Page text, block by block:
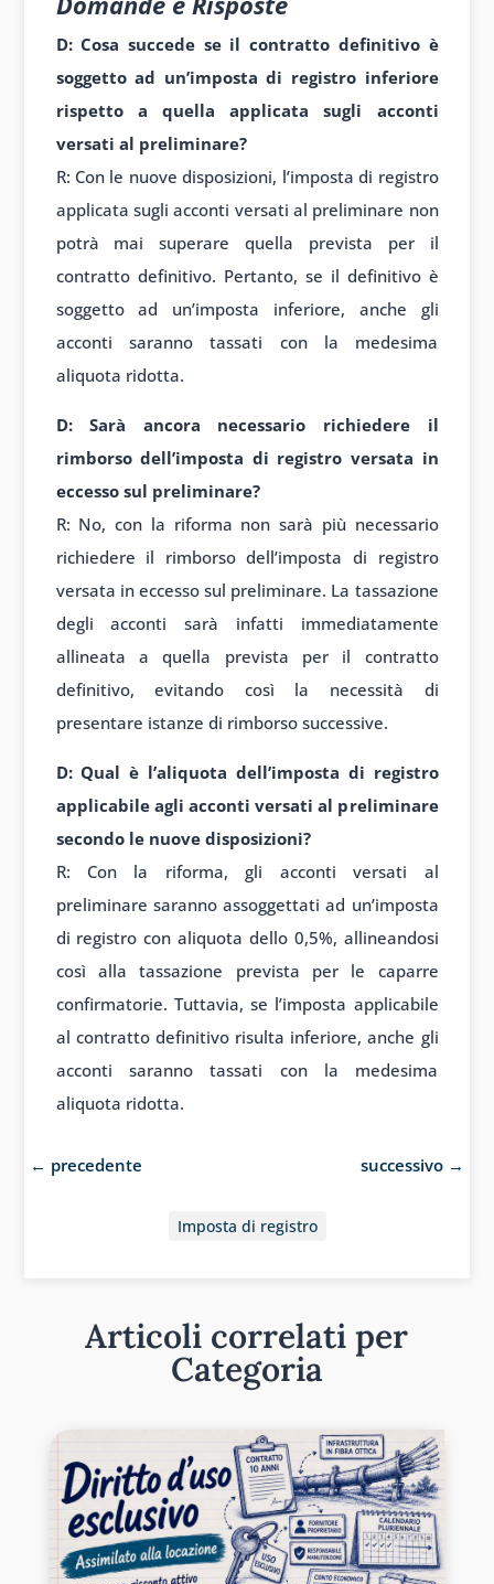
D: Cosa succede se il contratto definitivo è
soggetto ad un’imposta di registro inferiore
rispetto a quella applicata sugli acconti
versati al preliminare?
R: Con le nuove disposizioni, l’imposta di registro
applicata sugli acconti versati al preliminare non
potrà mai superare quella prevista per il
contratto definitivo. Pertanto, se il definitivo è
soggetto ad un’imposta inferiore, anche gli
acconti saranno tassati con la medesima
aliquota ridotta.
D: Sarà ancora necessario richiedere il
rimborso dell’imposta di registro versata in
eccesso sul preliminare?
R: No, con la riforma non sarà più necessario
richiedere il rimborso dell’imposta di registro
versata in eccesso sul preliminare. La tassazione
degli acconti sarà infatti immediatamente
allineata a quella prevista per il contratto
definitivo, evitando così la necessità di
presentare istanze di rimborso successive.
D: Qual è l’aliquota dell’imposta di registro
applicabile agli acconti versati al preliminare
secondo le nuove disposizioni?
R: Con la riforma, gli acconti versati al
preliminare saranno assoggettati ad un’imposta
di registro con aliquota dello 0,5%, allineandosi
così alla tassazione prevista per le caparre
confirmatorie. Tuttavia, se l’imposta applicabile
al contratto definitivo risulta inferiore, anche gli
acconti saranno tassati con la medesima
aliquota ridotta.
← precedente successivo →
Imposta di registro
Articoli correlati per
Categoria